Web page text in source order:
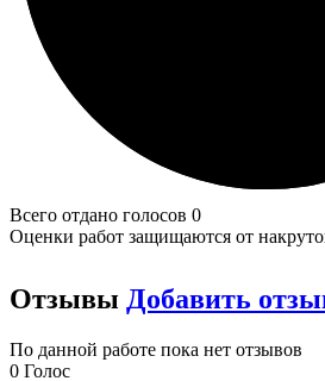
Всего отдано голосов 0
Оценки работ защищаются от
Отзывы Добавить
По данной работе пока нет отзывов
0 Голос